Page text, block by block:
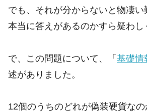
でも、それが分からないと物凄い
本当に答えがあるのかすら疑わし
で、この問題について、「 基礎情
述がありました。
12個のうちのどれが偽装硬貨な